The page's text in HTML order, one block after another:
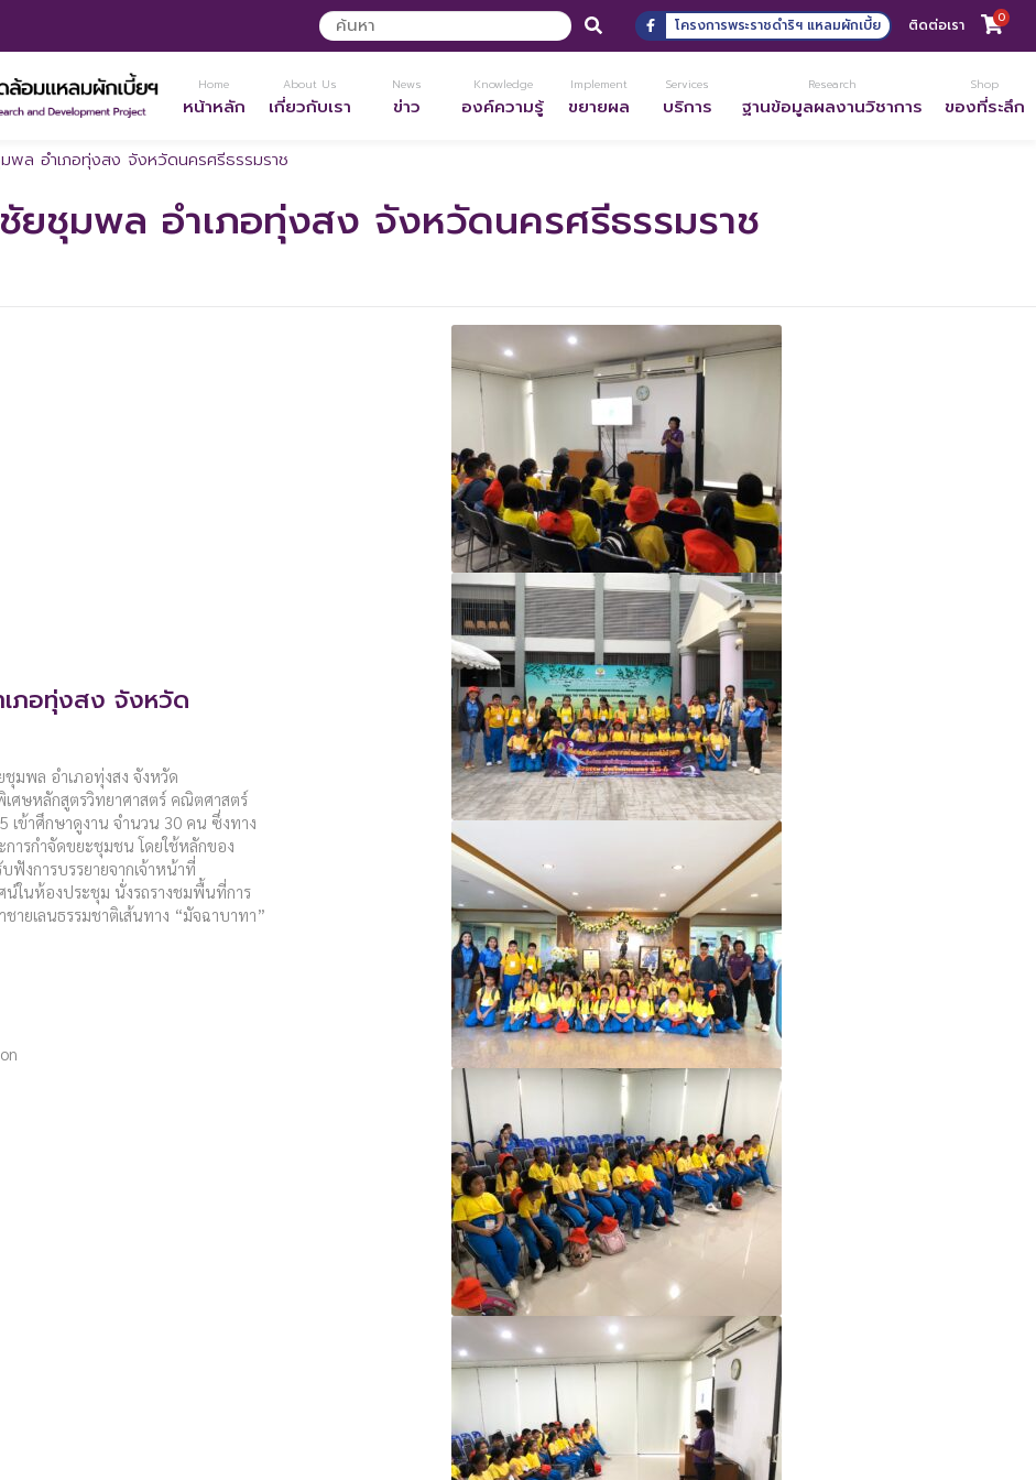
โครงการพระราชดำริฯ แหลมผักเบี้ย ติดต่อเรา 0
Home
หน้าหลัก
About Us
เกี่ยวกับเรา
News
ข่าว
Knowledge
องค์ความรู้
Implement
ขยายผล
Services
บริการ
Research
ฐานข้อมูลผลงานวิชาการ
Shop
ของที่ระลึก
มพล อำเภอทุ่งสง จังหวัดนครศรีธรรมราช
ยชุมพล อำเภอทุ่งสง จังหวัดนครศรีธรรมราช
เภอทุ่งสง จังหวัด
ชุมพล อำเภอทุ่งสง จังหวัด
เศษหลักสูตรวิทยาศาสตร์ คณิตศาสตร์
เข้าศึกษาดูงาน จำนวน 30 คน ซึ่งทาง
การกำจัดขยะชุมชน โดยใช้หลักของ
ฟังการบรรยายจากเจ้าหน้าที่
ในห้องประชุม นั่งรถรางชมพื้นที่การ
ายเลนธรรมชาติเส้นทาง “มัจฉาบาทา”